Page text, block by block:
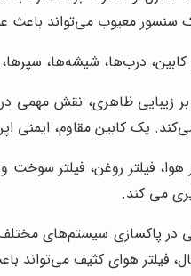
سنسور معیوب می‌تواند باعث
درب‌ها، شیشه‌ها،
بر زیبایی ظاهری، نقش مهمی
یک کابین مقاوم، ایمنی
هوا، فیلتر روغن، فیلتر
می کند.
در پاکسازی سیستم‌های
فیلتر هوای کثیف می‌تواند